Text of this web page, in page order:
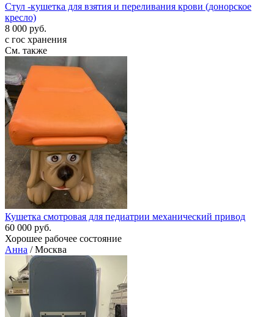
Стул -кушетка для взятия и переливания крови (донорское
кресло)
8 000 руб.
с гос хранения
См. также
Кушетка смотровая для педиатрии механический привод
60 000 руб.
Хорошее рабочее состояние
Анна / Москва